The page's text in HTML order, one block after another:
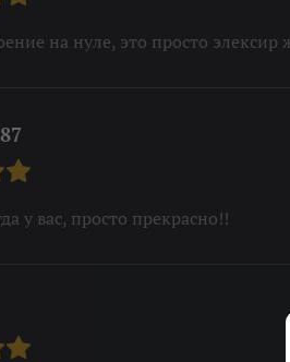
на нуле, это просто элексир
у вас, просто прекрасно!!